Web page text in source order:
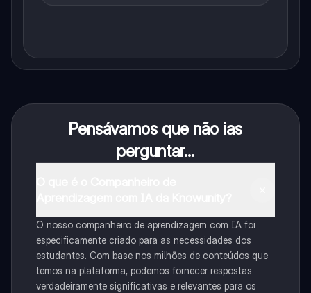
Pensávamos que não ias
perguntar...
O nosso companheiro de aprendizagem com IA foi
especificamente criado para as necessidades dos
estudantes. Com base nos milhões de conteúdos que
temos na plataforma, podemos fornecer respostas
verdadeiramente significativas e relevantes para os